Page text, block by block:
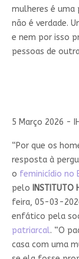
mulheres é uma
não é verdade.
e nem por isso
pessoas de
5 Março 2026 -
“Por que os
resposta à
o feminicídio no
pelo INSTITUTO
feira, 05-03-
enfático pela
patriarcal. “O
casa com uma